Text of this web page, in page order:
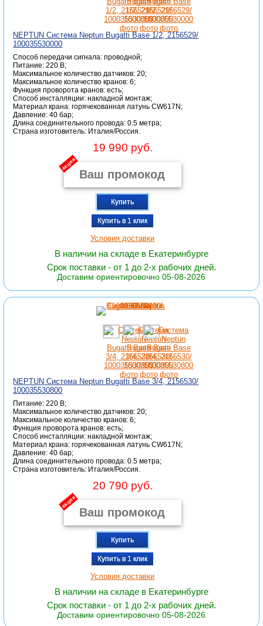
NEPTUN Система Neptun Bugatti Base 1/2, 2156529/
100035530000
Способ передачи сигнала: проводной;
Питание: 220 В;
Максимальное количество датчиков: 20;
Максимальное количество кранов: 6;
Функция проворота кранов: есть;
Способ инсталляции: накладной монтаж;
Материал крана: горячекованная латунь CW617N;
Давление: 40 бар;
Длина соединительного провода: 0.5 метра;
Страна изготовитель: Италия/Россия.
19 990 руб.
акция
Купить
Купить в 1 клик
Условия доставки
В наличии на складе в Екатеринбурге
Срок поставки - от 1 до 2-х рабочих дней.
Доставим ориентировочно 05-08-2026
NEPTUN Система Neptun Bugatti Base 3/4, 2156530/
100035530800
Питание: 220 В;
Максимальное количество датчиков: 20;
Максимальное количество кранов: 6;
Функция проворота кранов: есть;
Способ инсталляции: накладной монтаж;
Материал крана: горячекованная латунь CW617N;
Давление: 40 бар;
Длина соединительного провода: 0.5 метра;
Страна изготовитель: Италия/Россия.
20 790 руб.
акция
Купить
Купить в 1 клик
Условия доставки
В наличии на складе в Екатеринбурге
Срок поставки - от 1 до 2-х рабочих дней.
Доставим ориентировочно 05-08-2026